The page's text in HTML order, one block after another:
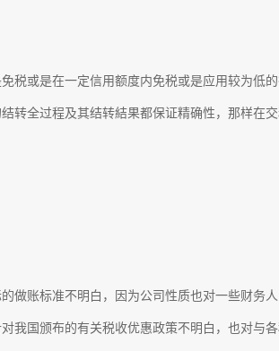
税或是在一定信用额度内免税或是应用较为低
转全过程及其结转結果都保证精确性，那样在
做账标准不明白，因为公司性质也对一些财务
我国颁布的有关税收优惠政策不明白，也对与